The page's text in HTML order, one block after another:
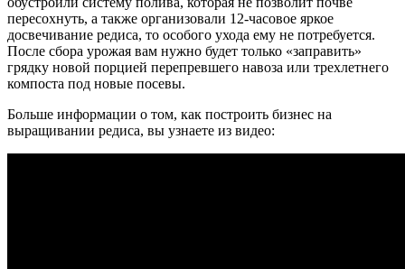
пересохнуть, а также организовали 12-часовое яркое
досвечивание редиса, то особого ухода ему не потребуется.
После сбора урожая вам нужно будет только «заправить»
грядку новой порцией перепревшего навоза или трехлетнего
компоста под новые посевы.
Больше информации о том, как построить бизнес на
выращивании редиса, вы узнаете из видео: